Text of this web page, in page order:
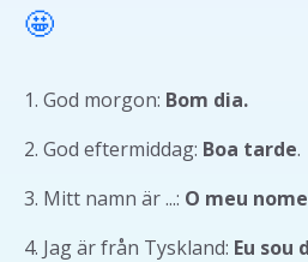
🤩
1. God morgon: Bom dia.
2. God eftermiddag: Boa tarde.
3. Mitt namn är ...: O meu
4. Jag är från Tyskland: Eu sou